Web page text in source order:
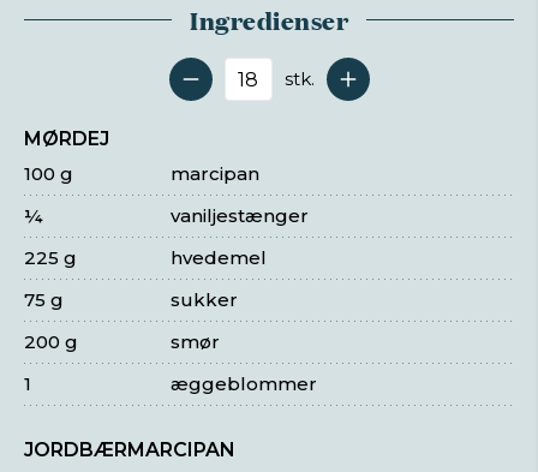
Ingredienser
Antal serveringer
stk.
MØRDEJ
marcipan
100 g
vaniljestænger
¼
hvedemel
225 g
sukker
75 g
smør
200 g
æggeblommer
1
JORDBÆRMARCIPAN